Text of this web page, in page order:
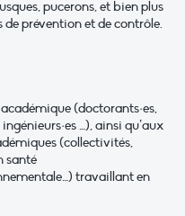
pucerons, et bien plus
de prévention et de contrôle.
(doctorants·es,
…), ainsi qu’aux
(collectivités,
santé
travaillant en